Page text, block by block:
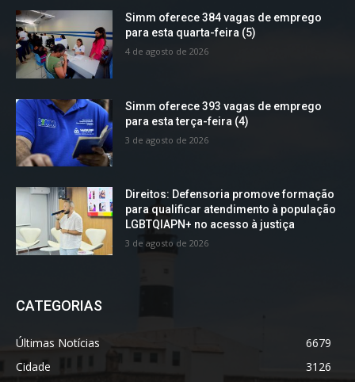
Simm oferece 384 vagas de emprego
para esta quarta-feira (5)
4 de agosto de 2026
Simm oferece 393 vagas de emprego
para esta terça-feira (4)
3 de agosto de 2026
Direitos: Defensoria promove formação
para qualificar atendimento à população
LGBTQIAPN+ no acesso à justiça
3 de agosto de 2026
CATEGORIAS
Últimas Notícias
6679
Cidade
3126